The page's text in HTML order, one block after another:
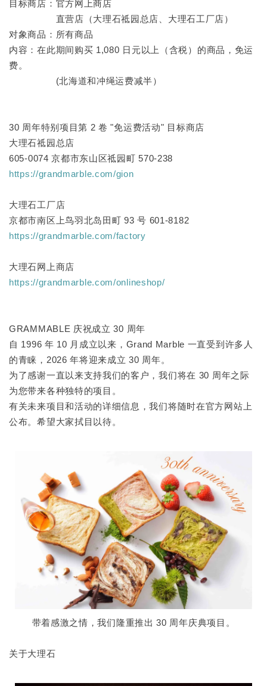
目标商店：官方网上商店
直营店（大理石祗园总店、大理石工厂店）
对象商品：所有商品
内容：在此期间购买 1,080 日元以上（含税）的商品，免运
费。
(北海道和冲绳运费减半）
30 周年特别项目第 2 卷 "免运费活动" 目标商店
大理石祗园总店
605-0074 京都市东山区祗园町 570-238
https://grandmarble.com/gion
大理石工厂店
京都市南区上鸟羽北岛田町 93 号 601-8182
https://grandmarble.com/factory
大理石网上商店
https://grandmarble.com/onlineshop/
GRAMMABLE 庆祝成立 30 周年
自 1996 年 10 月成立以来，Grand Marble 一直受到许多人
的青睐，2026 年将迎来成立 30 周年。
为了感谢一直以来支持我们的客户，我们将在 30 周年之际
为您带来各种独特的项目。
有关未来项目和活动的详细信息，我们将随时在官方网站上
公布。希望大家拭目以待。
带着感激之情，我们隆重推出 30 周年庆典项目。
关于大理石